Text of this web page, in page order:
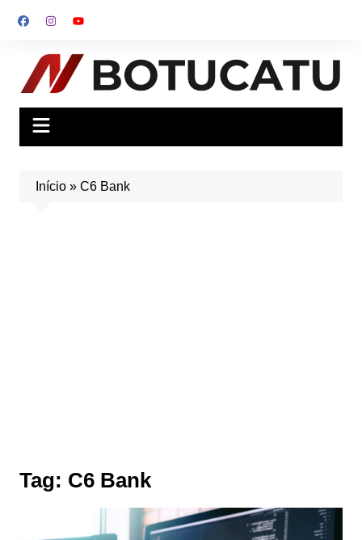
para
conteúdo
Início» C6 Bank
Tag: C6 Bank